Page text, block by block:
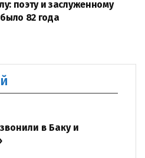
поэту и заслуженному
82 года
в Баку и